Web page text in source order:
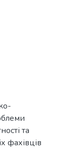
та
фахівців